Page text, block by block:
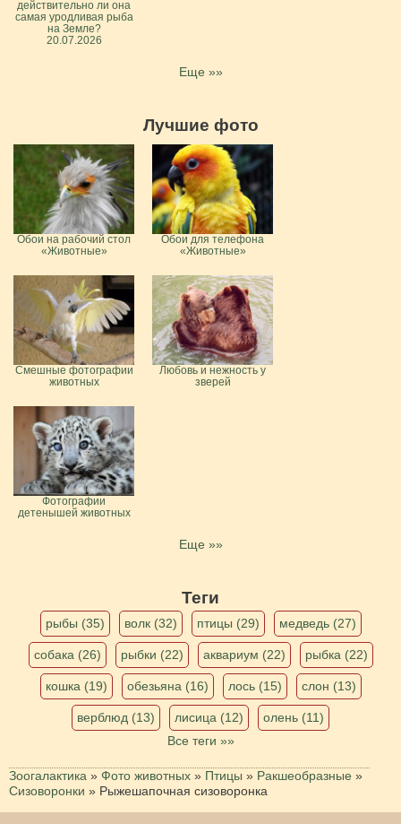
действительно ли она
самая уродливая рыба
на Земле?
20.07.2026
Еще »»
Лучшие фото
Обои на рабочий стол
«Животные»
Обои для телефона
«Животные»
Смешные фотографии
животных
Любовь и нежность у
зверей
Фотографии
детенышей животных
Еще »»
Теги
рыбы (35) волк (32) птицы (29) медведь (27)
собака (26) рыбки (22) аквариум (22) рыбка (22)
кошка (19) обезьяна (16) лось (15) слон (13)
верблюд (13) лисица (12)
олень (11)
Все теги »»
Зоогалактика » Фото животных » Птицы » Ракшеобразные »
Сизоворонки » Рыжешапочная сизоворонка